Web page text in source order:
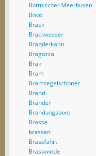
Bottnischer Meerbusen
Bovo
Brack
Brackwasser
Bradderkahn
Bragozza
Brak
Bram
Bramsegelschoner
Brand
Brander
Brandungsboot
Brasse
brassen
Brassfahrt
Brasswinde